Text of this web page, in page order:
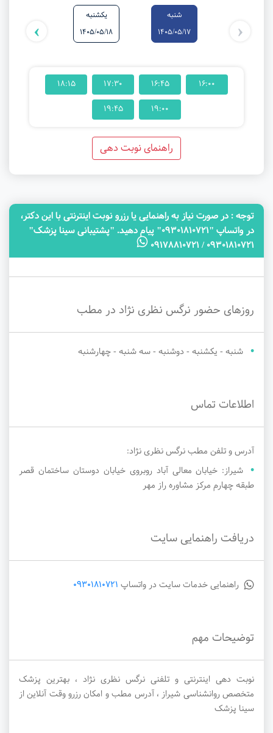
شنبه
1405/05/17
یکشنبه
1405/05/18
‹
›
16:00
16:45
17:30
18:15
19:00
19:45
راهنمای نوبت دهی
توجه‌ : در صورت نیاز به راهنمایی یا رزرو نوبت اینترنتی با این دکتر،
در واتساپ "09301810721" پیام دهید. "پشتیبانی سینا پزشک"
09301810721 / 09178810721
روزهای حضور نرگس نظری نژاد در مطب
شنبه - یکشنبه - دوشنبه - سه شنبه - چهارشنبه
اطلاعات تماس
آدرس و تلفن مطب نرگس نظری نژاد:
شیراز: خیابان معالی آباد روبروی خیابان دوستان ساختمان قصر
طبقه چهارم مرکز مشاوره راز مهر
دریافت راهنمایی سایت
راهنمایی خدمات سایت در واتساپ 09301810721
توضیحات مهم
نوبت دهی اینترنتی و تلفنی نرگس نظری نژاد ، بهترین پزشک
متخصص روانشناسی شیراز ، آدرس مطب و امکان رزرو وقت آنلاین از
سینا پزشک